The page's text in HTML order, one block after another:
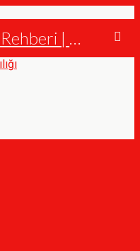
En Hesaplı Kredi Rehberi | Bankalar ve Krediler